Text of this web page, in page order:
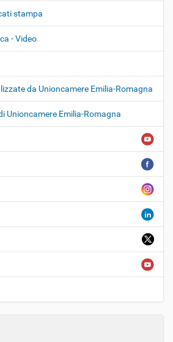
stampa
- Video
da Unioncamere Emilia-Romagna
Unioncamere Emilia-Romagna